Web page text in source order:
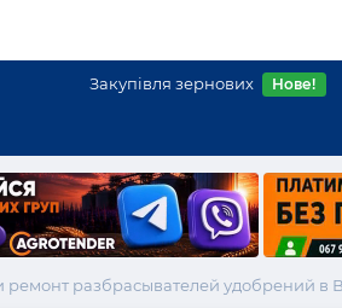
Закупівля зернових Нове!
ремонт разбрасывателей удобрений в